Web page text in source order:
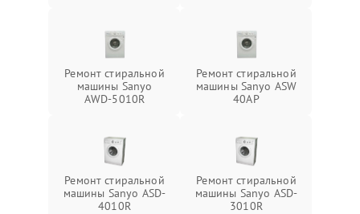
Ремонт стиральной
машины Sanyo
AWD-5010R
Ремонт стиральной
машины Sanyo ASW
40AP
Ремонт стиральной
машины Sanyo ASD-
4010R
Ремонт стиральной
машины Sanyo ASD-
3010R